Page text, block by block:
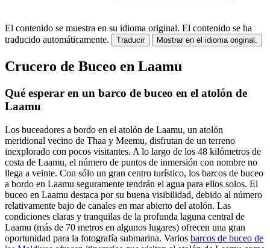
El contenido se muestra en su idioma original. El contenido se ha
traducido automáticamente.
Traducir Mostrar en el idioma original.
Crucero de Buceo en Laamu
Qué esperar en un barco de buceo en el atolón de
Laamu
Los buceadores a bordo en el atolón de Laamu, un atolón
meridional vecino de Thaa y Meemu, disfrutan de un terreno
inexplorado con pocos visitantes. A lo largo de los 48 kilómetros de
costa de Laamu, el número de puntos de inmersión con nombre no
llega a veinte. Con sólo un gran centro turístico, los barcos de buceo
a bordo en Laamu seguramente tendrán el agua para ellos solos. El
buceo en Laamu destaca por su buena visibilidad, debido al número
relativamente bajo de canales en mar abierto del atolón. Las
condiciones claras y tranquilas de la profunda laguna central de
Laamu (más de 70 metros en algunos lugares) ofrecen una gran
oportunidad para la fotografía submarina. Varios barcos de buceo de